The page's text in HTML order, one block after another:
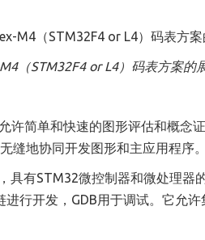
（STM32F4 or L4） 码表方案的
许简单和快速的图形评估和概念
缝地协同开发图形和主应用程序。
具有STM32微控制器和微处理
进行开发，GDB用于调试。它允